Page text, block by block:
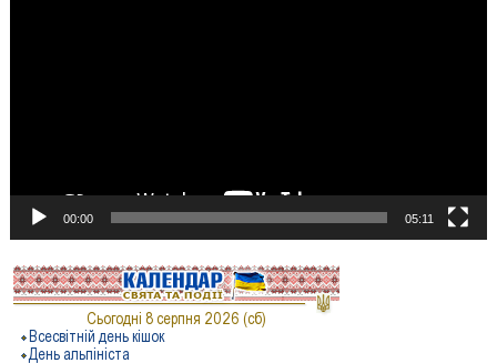
00:00 05:11